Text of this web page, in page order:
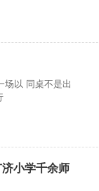
场以 同桌不是出
小学千余师